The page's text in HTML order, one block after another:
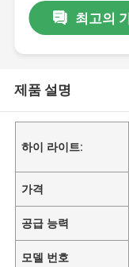
최고의
제품 설명
하이 라이트:
가격
공급 능력
모델 번호